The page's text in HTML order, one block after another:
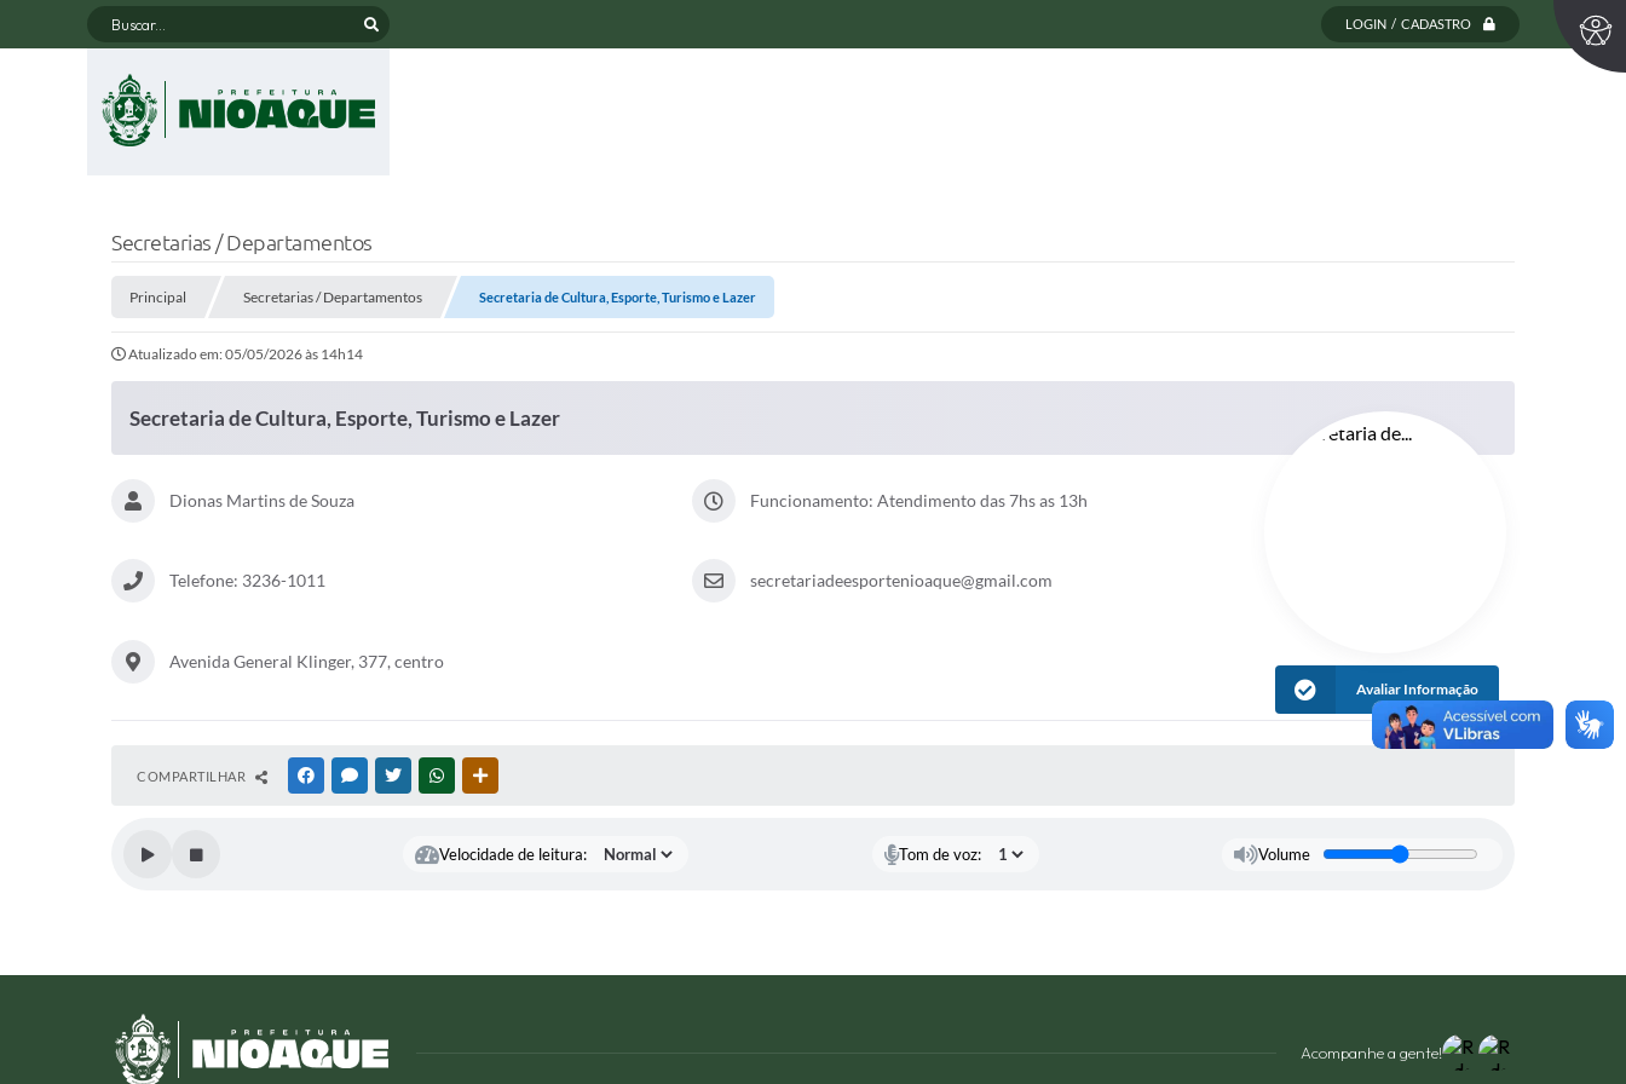
LOGIN / CADASTRO
Buscar...
Secretarias / Departamentos
Principal Secretarias / Departamentos Secretaria de Cultura, Esporte, Turismo e Lazer
Atualizado em: 05/05/2026 às 14h14
Secretaria de Cultura, Esporte, Turismo e Lazer
Dionas Martins de Souza Funcionamento: Atendimento das 7hs as 13h
Telefone: 3236-1011 secretariadeesportenioaque@gmail.com
Avenida General Klinger, 377, centro
Avaliar Informação
COMPARTILHAR FACEBOOKMESSENGER
TWITTERWHATSAPP
Velocidade de leitura: Tom de voz: Volume
Acompanhe a gente!